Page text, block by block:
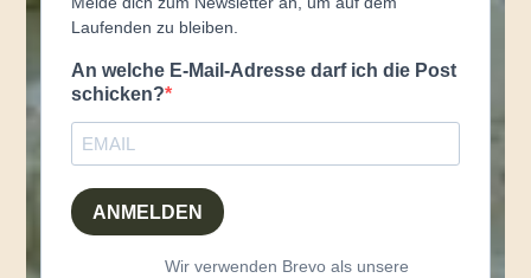
Laufenden zu bleiben.
An welche E-Mail-Adresse darf ich die Post
schicken?
ANMELDEN
Wir verwenden Brevo als unsere